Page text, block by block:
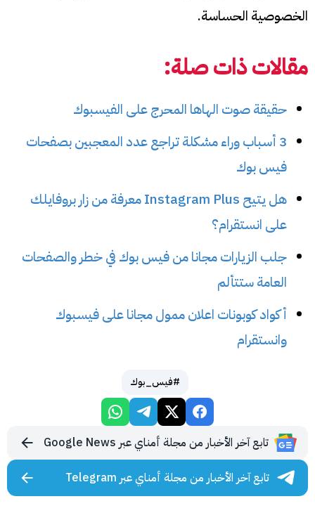
الخصوصية الحساسة.
مقالات ذات صلة:
حقيقة صوت الهاها المحرج على الفيسبوك
3 أسباب وراء مشكلة تراجع عدد المعجبين بصفحات
فيس بوك
هل يتيح Instagram Plus معرفة من زار بروفايلك
على انستقرام؟
جلب الزيارات مجانا من فيس بوك في خطر والصفحات
العامة ستتألم
أكواد كوبونات اعلان ممول مجانا على فيسبوك
وانستقرام
#فيس_بوك
تابع آخر الأخبار من مجلة أمناي عبر Google News
تابع آخر الأخبار من مجلة أمناي عبر Telegram